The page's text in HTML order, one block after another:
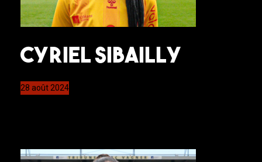
Cyriel SIBAILLY
28 août 2024